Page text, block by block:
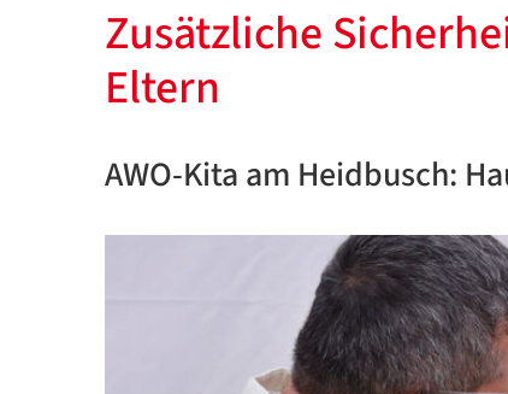
Zusätzliche
Eltern
AWO-Kita am Heidbusch: